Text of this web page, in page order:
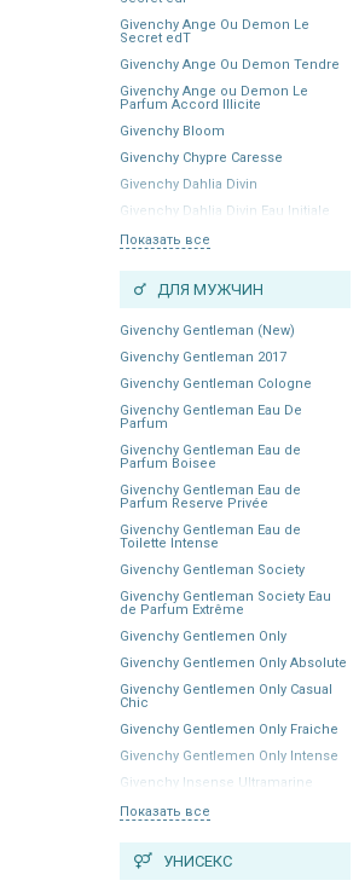
Givenchy Ange Ou Demon Le
Secret edT
Givenchy Ange Ou Demon Tendre
Givenchy Ange ou Demon Le
Parfum Accord Illicite
Givenchy Bloom
Givenchy Chypre Caresse
Givenchy Dahlia Divin
Givenchy Dahlia Divin Eau Initiale
Показать все
ДЛЯ МУЖЧИН
Givenchy Gentleman (New)
Givenchy Gentleman 2017
Givenchy Gentleman Cologne
Givenchy Gentleman Eau De
Parfum
Givenchy Gentleman Eau de
Parfum Boisee
Givenchy Gentleman Eau de
Parfum Reserve Privée
Givenchy Gentleman Eau de
Toilette Intense
Givenchy Gentleman Society
Givenchy Gentleman Society Eau
de Parfum Extrême
Givenchy Gentlemen Only
Givenchy Gentlemen Only Absolute
Givenchy Gentlemen Only Casual
Chic
Givenchy Gentlemen Only Fraiche
Givenchy Gentlemen Only Intense
Givenchy Insense Ultramarine
Показать все
УНИСЕКС